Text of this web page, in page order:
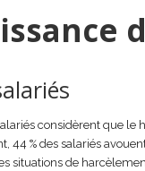
considèrent que
% des salariés
situations de